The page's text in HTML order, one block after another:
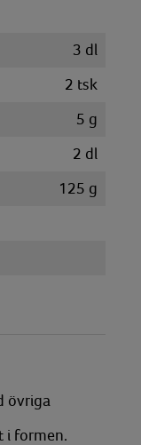
3 dl
2 tsk
5 g
2 dl
125 g
övriga
i formen.